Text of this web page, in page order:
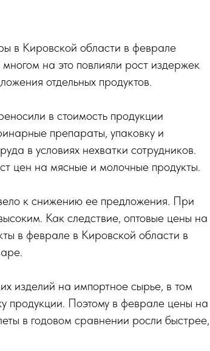
в Кировской области в феврале
на это повлияли рост издержек
отдельных продуктов.
в стоимость продукции
препараты, упаковку и
в условиях нехватки сотрудников.
цен на мясные и молочные продукты.
к снижению ее предложения. При
Как следствие, оптовые цены на
в феврале в Кировской области в
изделий на импортное сырье, в том
продукции. Поэтому в феврале цены на
в годовом сравнении росли быстрее,